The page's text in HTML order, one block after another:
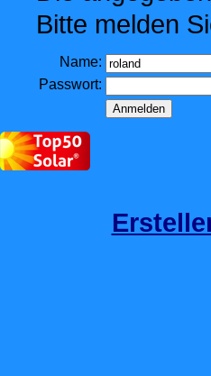
Bitte melden
Name:
Passwort: